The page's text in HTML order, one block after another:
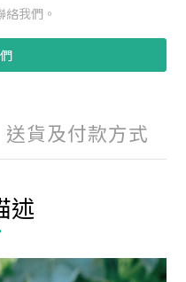
我們。
送貨及付款方式
述